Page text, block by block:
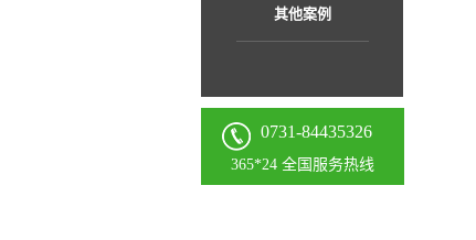
其他案例
0731-84435326
365*24 全国服务热线